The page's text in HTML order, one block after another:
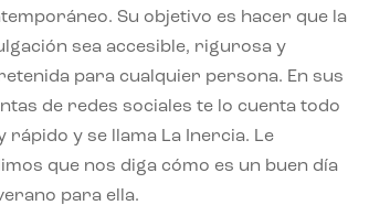
Su objetivo es hacer que la
sea accesible, rigurosa y
para cualquier persona. En sus
de redes sociales te lo cuenta todo
rápido y se llama La Inercia. Le
que nos diga cómo es un buen día
para ella.